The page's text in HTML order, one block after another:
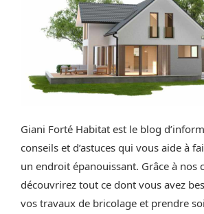
Giani Forté Habitat est le blog
conseils et d’astuces qui vous aide à
un endroit épanouissant. Grâce à nos
découvrirez tout ce dont vous avez
vos travaux de bricolage et prendre